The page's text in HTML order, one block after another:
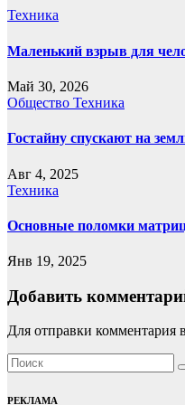
Техника
Маленький взрыв для
Май 30, 2026
Общество Техника
Гостайну спускают на
Авг 4, 2025
Техника
Основные поломки
Янв 19, 2025
Добавить
Для отправки комментария
РЕКЛАМА